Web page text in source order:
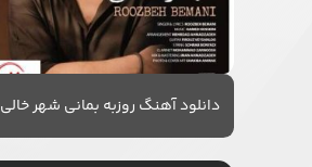
دانلود آهنگ روزبه بمانی شهر خالی